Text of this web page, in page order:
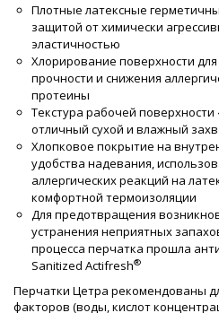
Плотные латексные
защитой от химически
эластичностью
Хлорирование поверхности
прочности и снижения
протеины
Текстура рабочей
отличный сухой и влажный
Хлопковое покрытие на
удобства надевания,
аллергических реакций на
комфортной термоизоляции
Для предотвращения
устранения неприятных
процесса перчатка прошла
Sanitized Actifresh®
Перчатки Цетра рекомендованы
факторов (воды, кислот